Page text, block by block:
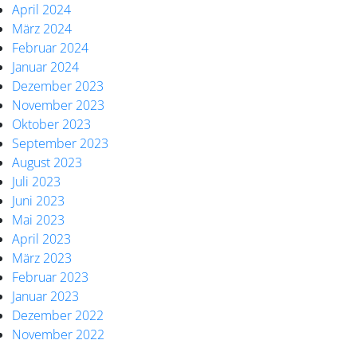
April 2024
März 2024
Februar 2024
Januar 2024
Dezember 2023
November 2023
Oktober 2023
September 2023
August 2023
Juli 2023
Juni 2023
Mai 2023
April 2023
März 2023
Februar 2023
Januar 2023
Dezember 2022
November 2022